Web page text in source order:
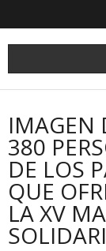
IMAGEN
380
DE LOS
QUE
LA XV